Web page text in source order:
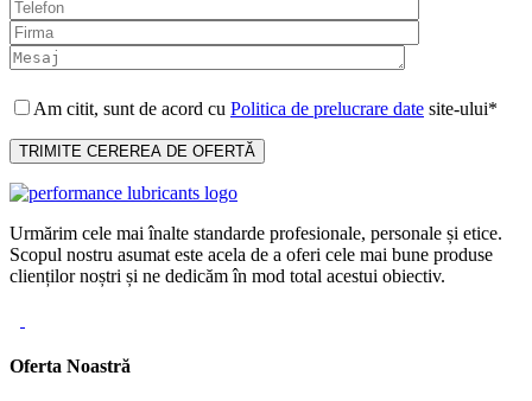
Am citit, sunt de acord cu Politica de prelucrare date site-ului*
Urmărim cele mai înalte standarde profesionale, personale și etice.
Scopul nostru asumat este acela de a oferi cele mai bune produse
clienților noștri și ne dedicăm în mod total acestui obiectiv.
Oferta Noastră